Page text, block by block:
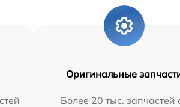
Оригинальные
Более 20 тыс. запчастей